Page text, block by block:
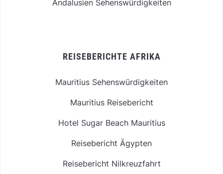
Andalusien Sehenswürdigkeiten
REISEBERICHTE AFRIKA
Mauritius Sehenswürdigkeiten
Mauritius Reisebericht
Hotel Sugar Beach Mauritius
Reisebericht Ägypten
Reisebericht Nilkreuzfahrt